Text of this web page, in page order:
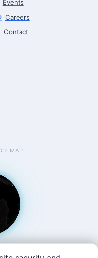
Events
Careers
Contact
MAP